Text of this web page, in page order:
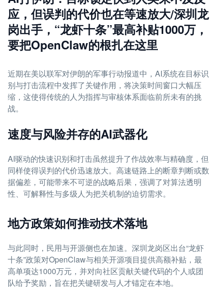
应，但误判的代价也在等速放大/深圳龙
岗出手，“龙虾十条”最高补贴1000万，
要把OpenClaw的根扎在这里
近期在美以联军对伊朗的军事行动报道中，AI系统在目标识
别与打击流程中发挥了关键作用，将决策时间窗口大幅压
缩，这使得传统的人为指挥与审核体系面临前所未有的挑
战。
速度与风险并存的AI武器化
AI驱动的快速识别和打击虽然提升了作战效率与精确度，但
同样使得误判的代价迅速放大。高速链路上的断章判断或数
据偏差，可能带来不可逆的战略后果，强调了对算法透明
性、可解释性与多级人为把关机制的迫切需求。
地方政策如何推动技术落地
与此同时，民用与开源侧也在加速。深圳龙岗区出台“龙虾
十条”政策对OpenClaw与相关开源项目提供高额补贴，最
高单项达1000万元，并对向社区贡献关键代码的个人或团
队给予奖励，旨在把关键研发与人才锚定在本地。